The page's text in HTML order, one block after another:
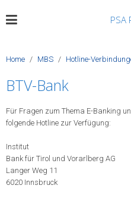
PSA
Home MBS Hotline-
BTV-Bank
Für Fragen zum Thema E-Banking
folgende Hotline zur Verfügung:
Institut
Bank für Tirol und Vorarlberg AG
Langer Weg 11
6020 Innsbruck